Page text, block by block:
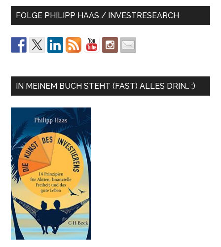
FOLGE PHILIPP HAAS / INVESTRESEARCH
IN MEINEM BUCH STEHT (FAST) ALLES DRIN… ;)